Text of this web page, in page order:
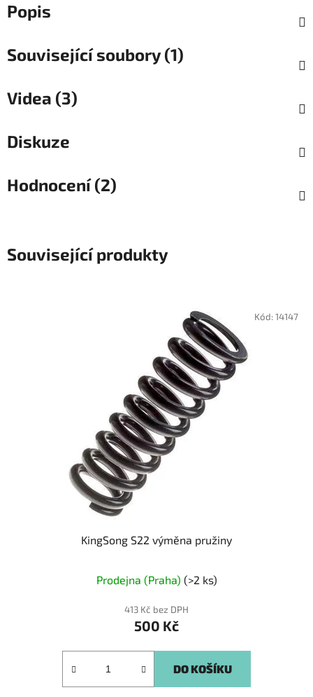
Popis
Související soubory (1)
Videa (3)
Diskuze
Hodnocení (2)
Související produkty
KingSong S22 výměna pružiny
Prodejna (Praha) (>2 ks)
413 Kč bez DPH
500 Kč
DO KOŠÍKU
Kód: 14147